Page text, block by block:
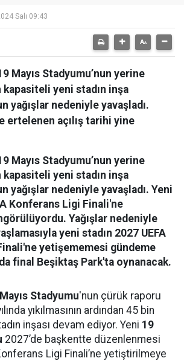
Salı 09:43
Mayıs Stadyumu’nun yerine
kapasiteli yeni stadın inşa
yağışlar nedeniyle yavaşladı.
ertelenen açılış tarihi yine
Mayıs Stadyumu’nun yerine
kapasiteli yeni stadın inşa
yağışlar nedeniyle yavaşladı. Yeni
Konferans Ligi Finali'ne
Yağışlar nedeniyle
yeni stadın 2027 UEFA
yetişememesi gündeme
final Beşiktaş Park'ta oynanacak.
Stadyumu'nun çürük raporu
yıkılmasının ardından 45 bin
inşası devam ediyor. Yeni 19
2027’de başkentte düzenlenmesi
Ligi Finali’ne yetiştirilmeye